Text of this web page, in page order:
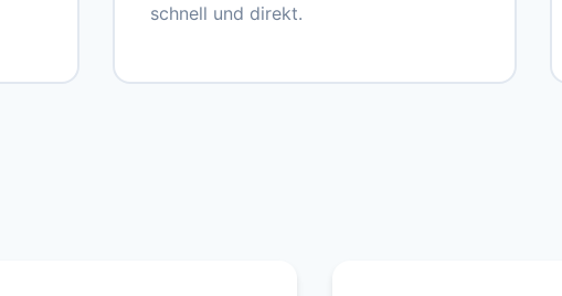
schnell und direkt.